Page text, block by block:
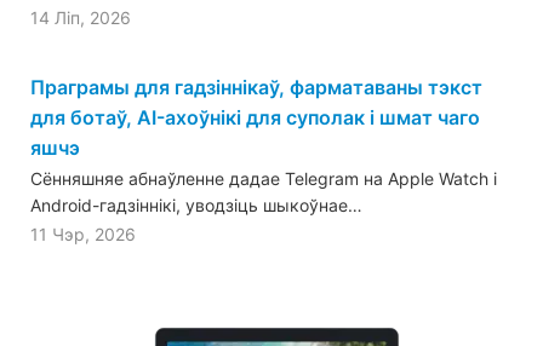
14 Ліп, 2026
Праграмы для гадзіннікаў, фарматаваны тэкст
для ботаў, AI-ахоўнікі для суполак і шмат чаго
яшчэ
Сённяшняе абнаўленне дадае Telegram на Apple Watch і
Android-гадзіннікі, уводзіць шыкоўнае…
11 Чэр, 2026